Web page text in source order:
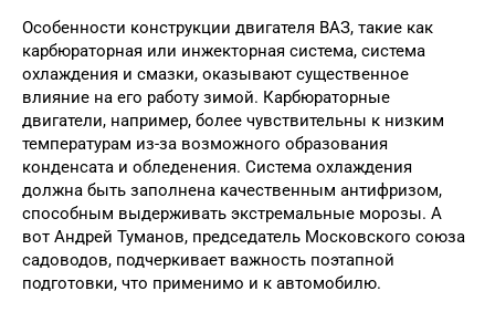
Особенности конструкции двигателя ВАЗ, такие как
карбюраторная или инжекторная система, система
охлаждения и смазки, оказывают существенное
влияние на его работу зимой. Карбюраторные
двигатели, например, более чувствительны к низким
температурам из-за возможного образования
конденсата и обледенения. Система охлаждения
должна быть заполнена качественным антифризом,
способным выдерживать экстремальные морозы. А
вот Андрей Туманов, председатель Московского союза
садоводов, подчеркивает важность поэтапной
подготовки, что применимо и к автомобилю.